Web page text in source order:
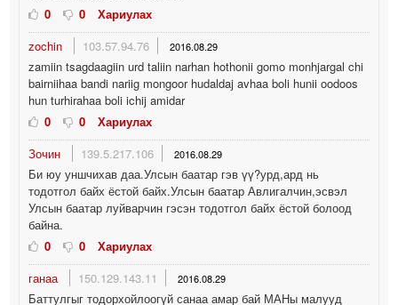
0
0
Хариулах
zochin
103.57.94.76 2016.08.29
zamiin tsagdaagiin urd taliin narhan hothonii gomo monhjargal chi
bairniihaa bandi nariig mongoor hudaldaj avhaa boli hunii oodoos
hun turhirahaa boli ichij amidar
0
0
Хариулах
Зочин
139.5.217.106 2016.08.29
Би юу уншчихав даа.Улсын баатар гэв үү?урд,ард нь
тодотгол байх ёстой байх.Улсын баатар Авлигалчин,эсвэл
Улсын баатар луйварчин гэсэн тодотгол байх ёстой болоод
байна.
0
0
Хариулах
ганаа
150.129.143.11 2016.08.29
Баттулгыг тодорхойлоогүй санаа амар бай МАНы малууд